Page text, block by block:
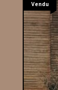
Vendu